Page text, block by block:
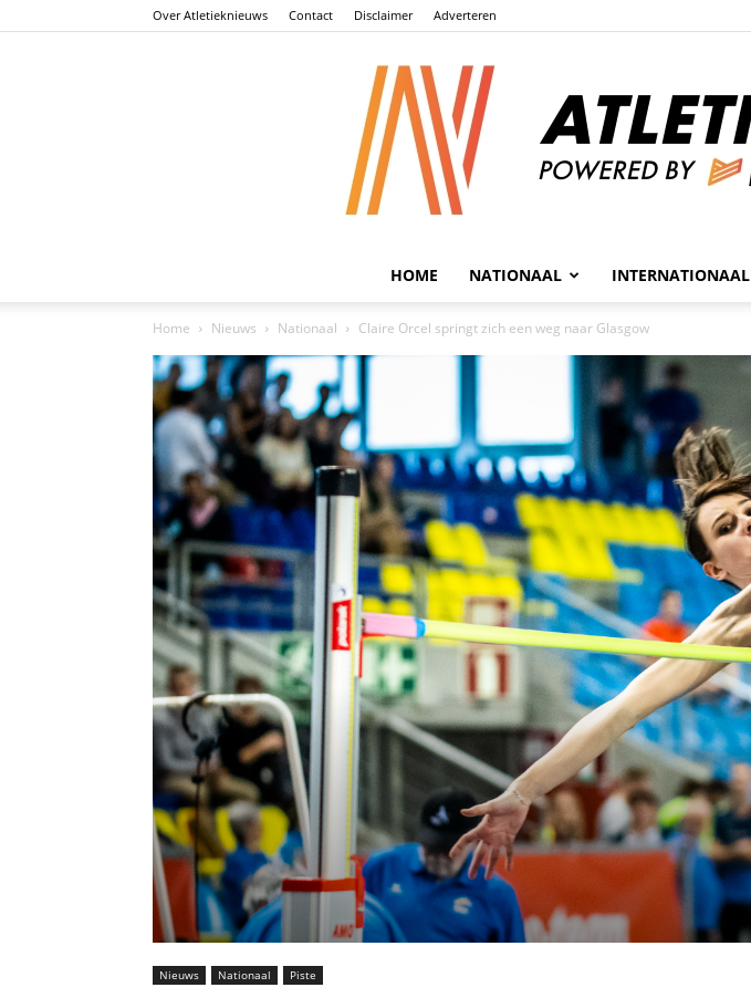
Over Atletieknieuws Contact Disclaimer Adverteren
HOME NATIONAAL INTERNATIONAAL
Home Nieuws Nationaal Claire Orcel springt zich een weg naar Glasgow
Nieuws Nationaal Piste